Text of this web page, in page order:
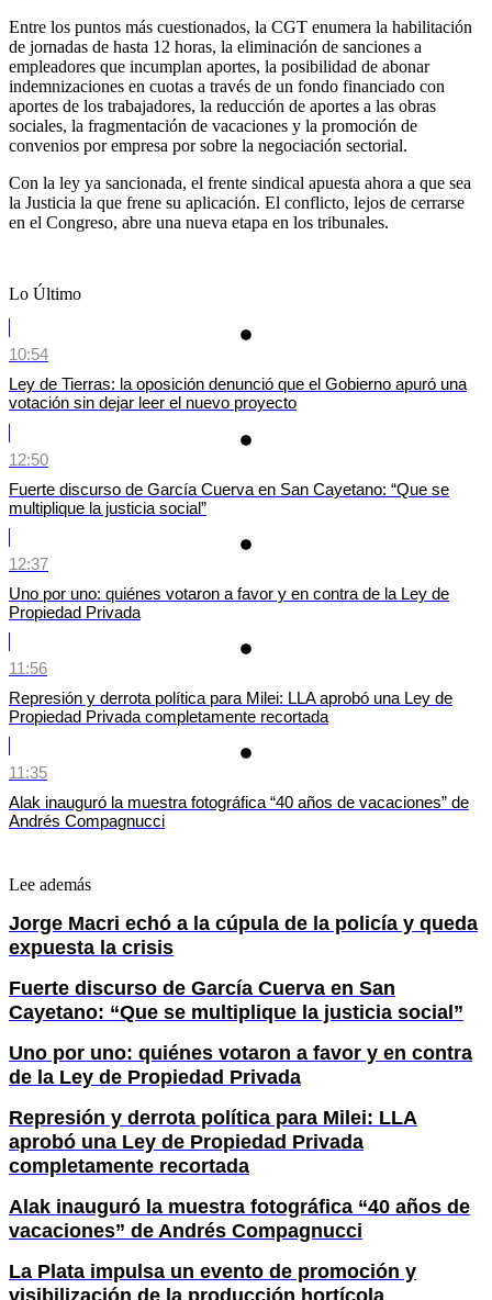
Entre los puntos más cuestionados, la CGT enumera la habilitación
de jornadas de hasta 12 horas, la eliminación de sanciones a
empleadores que incumplan aportes, la posibilidad de abonar
indemnizaciones en cuotas a través de un fondo financiado con
aportes de los trabajadores, la reducción de aportes a las obras
sociales, la fragmentación de vacaciones y la promoción de
convenios por empresa por sobre la negociación sectorial.
Con la ley ya sancionada, el frente sindical apuesta ahora a que sea
la Justicia la que frene su aplicación. El conflicto, lejos de cerrarse
en el Congreso, abre una nueva etapa en los tribunales.
Lo Último
10:54
Ley de Tierras: la oposición denunció que el Gobierno apuró una
votación sin dejar leer el nuevo proyecto
12:50
Fuerte discurso de García Cuerva en San Cayetano: “Que se
multiplique la justicia social”
12:37
Uno por uno: quiénes votaron a favor y en contra de la Ley de
Propiedad Privada
11:56
Represión y derrota política para Milei: LLA aprobó una Ley de
Propiedad Privada completamente recortada
11:35
Alak inauguró la muestra fotográfica “40 años de vacaciones” de
Andrés Compagnucci
Lee además
Jorge Macri echó a la cúpula de la policía y queda
expuesta la crisis
Fuerte discurso de García Cuerva en San
Cayetano: “Que se multiplique la justicia social”
Uno por uno: quiénes votaron a favor y en contra
de la Ley de Propiedad Privada
Represión y derrota política para Milei: LLA
aprobó una Ley de Propiedad Privada
completamente recortada
Alak inauguró la muestra fotográfica “40 años de
vacaciones” de Andrés Compagnucci
La Plata impulsa un evento de promoción y
visibilización de la producción hortícola